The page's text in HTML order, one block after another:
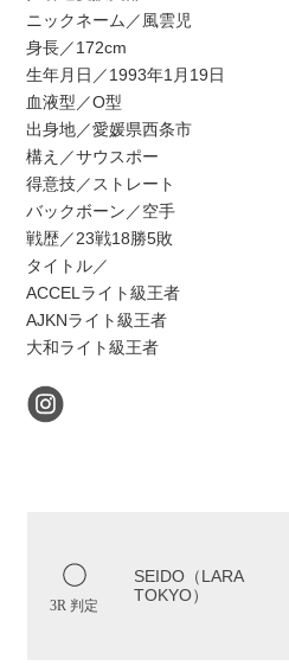
ニックネーム／風雲児
身長／172cm
生年月日／1993年1月19日
血液型／O型
出身地／愛媛県西条市
構え／サウスポー
得意技／ストレート
バックボーン／空手
戦歴／23戦18勝5敗
タイトル／
ACCELライト級王者
AJKNライト級王者
大和ライト級王者
3R 判定
SEIDO（LARA
TOKYO）